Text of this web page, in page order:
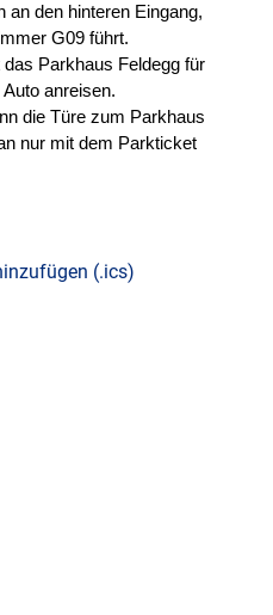
an den hinteren Eingang,
G09 führt.
Parkhaus Feldegg für
anreisen.
die Türe zum Parkhaus
nur mit dem Parkticket
(.ics)